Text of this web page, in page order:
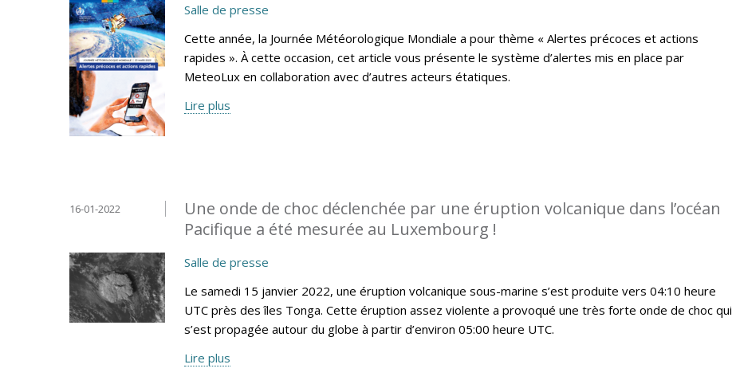
Salle de presse
Cette année, la Journée Météorologique Mondiale a pour thème « Alertes précoces et actions
rapides ». À cette occasion, cet article vous présente le système d’alertes mis en place par
MeteoLux en collaboration avec d’autres acteurs étatiques.
Lire plus
Une onde de choc déclenchée par une éruption volcanique dans l’océan
Pacifique a été mesurée au Luxembourg !
16-01-2022
Salle de presse
Le samedi 15 janvier 2022, une éruption volcanique sous-marine s’est produite vers 04:10 heure
UTC près des îles Tonga. Cette éruption assez violente a provoqué une très forte onde de choc qui
s’est propagée autour du globe à partir d’environ 05:00 heure UTC.
Lire plus